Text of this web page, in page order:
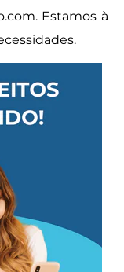
. Estamos à